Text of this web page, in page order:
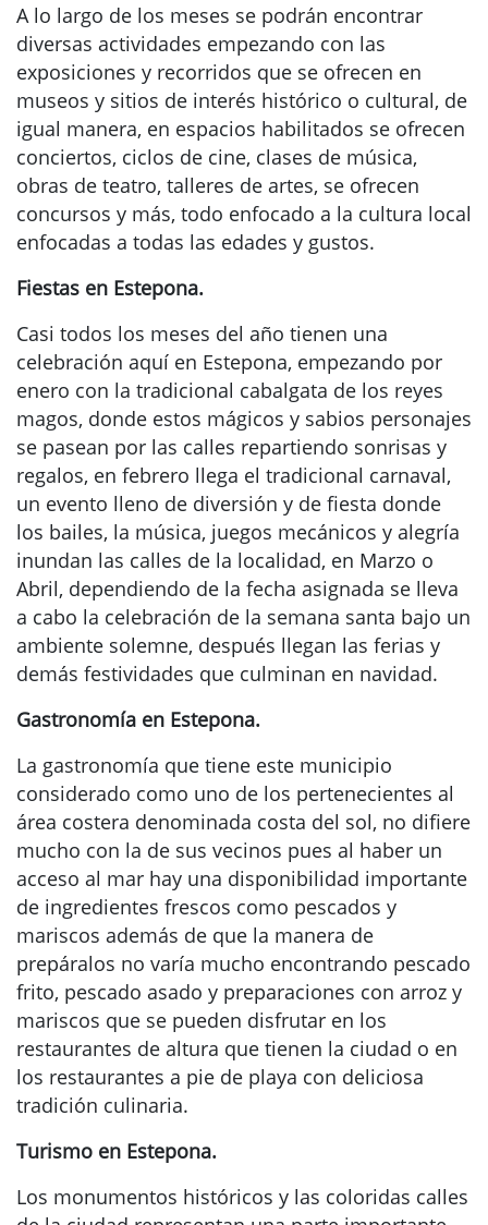
A lo largo de los meses se podrán encontrar
diversas actividades empezando con las
exposiciones y recorridos que se ofrecen en
museos y sitios de interés histórico o cultural, de
igual manera, en espacios habilitados se ofrecen
conciertos, ciclos de cine, clases de música,
obras de teatro, talleres de artes, se ofrecen
concursos y más, todo enfocado a la cultura local
enfocadas a todas las edades y gustos.
Fiestas en Estepona.
Casi todos los meses del año tienen una
celebración aquí en Estepona, empezando por
enero con la tradicional cabalgata de los reyes
magos, donde estos mágicos y sabios personajes
se pasean por las calles repartiendo sonrisas y
regalos, en febrero llega el tradicional carnaval,
un evento lleno de diversión y de fiesta donde
los bailes, la música, juegos mecánicos y alegría
inundan las calles de la localidad, en Marzo o
Abril, dependiendo de la fecha asignada se lleva
a cabo la celebración de la semana santa bajo un
ambiente solemne, después llegan las ferias y
demás festividades que culminan en navidad.
Gastronomía en Estepona.
La gastronomía que tiene este municipio
considerado como uno de los pertenecientes al
área costera denominada costa del sol, no difiere
mucho con la de sus vecinos pues al haber un
acceso al mar hay una disponibilidad importante
de ingredientes frescos como pescados y
mariscos además de que la manera de
prepáralos no varía mucho encontrando pescado
frito, pescado asado y preparaciones con arroz y
mariscos que se pueden disfrutar en los
restaurantes de altura que tienen la ciudad o en
los restaurantes a pie de playa con deliciosa
tradición culinaria.
Turismo en Estepona.
Los monumentos históricos y las coloridas calles